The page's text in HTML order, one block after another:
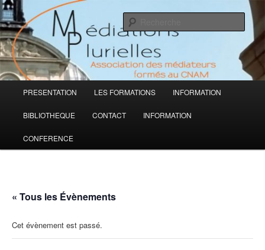
Aller
au
contenu
principalAssociation des médiateurs formés
au CNAM
Médiations Plurielles
PRESENTATION LES FORMATIONS INFORMATION
BIBLIOTHEQUE CONTACT INFORMATION
CONFERENCE
« Tous les Évènements
Cet évènement est passé.